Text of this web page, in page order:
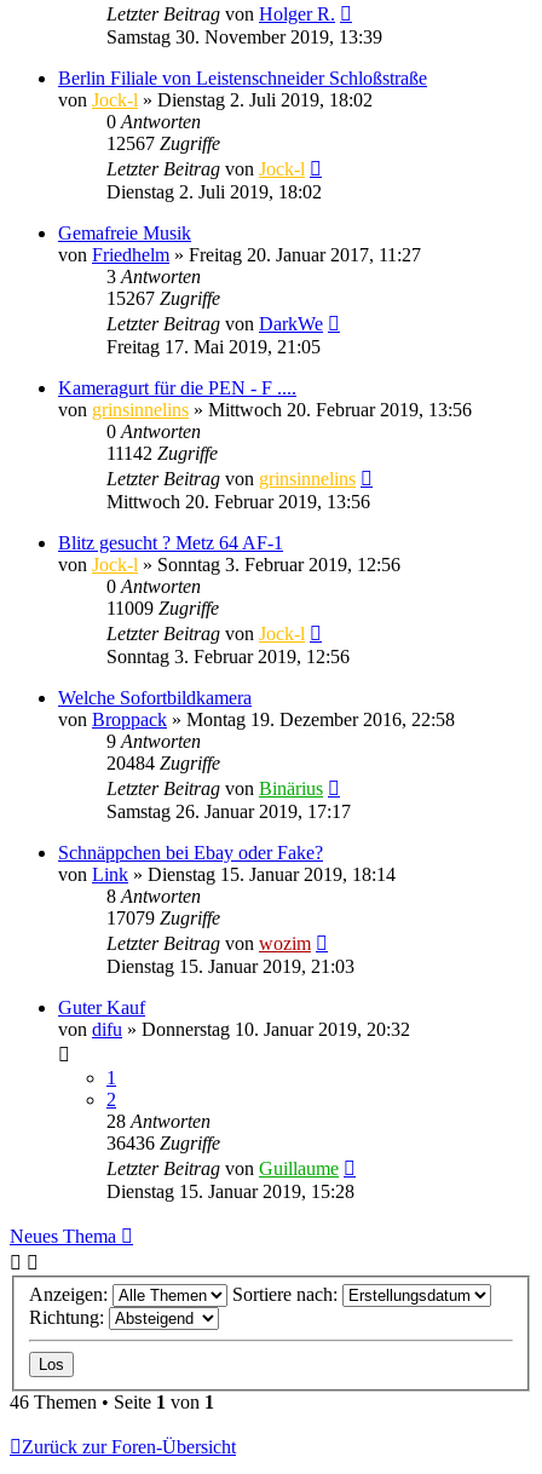
Letzter Beitrag von Holger R.
Samstag 30. November 2019, 13:39
Berlin Filiale von Leistenschneider Schloßstraße
von Jock-l » Dienstag 2. Juli 2019, 18:02
0 Antworten
12567 Zugriffe
Letzter Beitrag von Jock-l
Dienstag 2. Juli 2019, 18:02
Gemafreie Musik
von Friedhelm » Freitag 20. Januar 2017, 11:27
3 Antworten
15267 Zugriffe
Letzter Beitrag von DarkWe
Freitag 17. Mai 2019, 21:05
Kameragurt für die PEN - F ....
von grinsinnelins » Mittwoch 20. Februar 2019, 13:56
0 Antworten
11142 Zugriffe
Letzter Beitrag von grinsinnelins
Mittwoch 20. Februar 2019, 13:56
Blitz gesucht ? Metz 64 AF-1
von Jock-l » Sonntag 3. Februar 2019, 12:56
0 Antworten
11009 Zugriffe
Letzter Beitrag von Jock-l
Sonntag 3. Februar 2019, 12:56
Welche Sofortbildkamera
von Broppack » Montag 19. Dezember 2016, 22:58
9 Antworten
20484 Zugriffe
Letzter Beitrag von Binärius
Samstag 26. Januar 2019, 17:17
Schnäppchen bei Ebay oder Fake?
von Link » Dienstag 15. Januar 2019, 18:14
8 Antworten
17079 Zugriffe
Letzter Beitrag von wozim
Dienstag 15. Januar 2019, 21:03
Guter Kauf
von difu » Donnerstag 10. Januar 2019, 20:32
1
2
28 Antworten
36436 Zugriffe
Letzter Beitrag von Guillaume
Dienstag 15. Januar 2019, 15:28
Neues Thema
Anzeigen:
Sortiere nach:
Richtung:
46 Themen • Seite 1 von 1
Zurück zur Foren-Übersicht